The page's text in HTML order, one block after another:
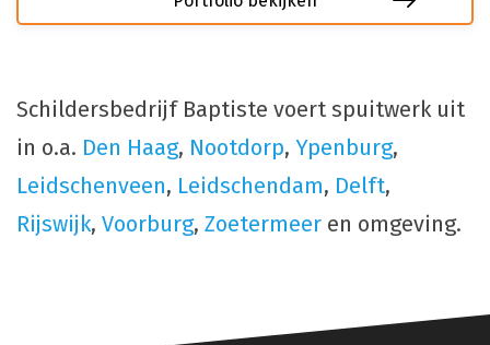
Schildersbedrijf Baptiste voert spuitwerk uit
in o.a. Den Haag, Nootdorp, Ypenburg,
Leidschenveen, Leidschendam, Delft,
Rijswijk, Voorburg, Zoetermeer en omgeving.